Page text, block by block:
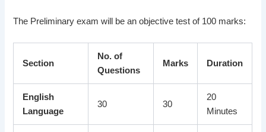
The Preliminary exam will be an objective test of 100 marks:
Section
No. of
Questions
Marks Duration
English
Language
30 30
20
Minutes